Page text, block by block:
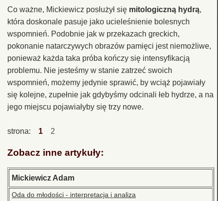
Co ważne, Mickiewicz posłużył się mitologiczną hydrą,
która doskonale pasuje jako ucieleśnienie bolesnych
wspomnień. Podobnie jak w przekazach greckich,
pokonanie natarczywych obrazów pamięci jest niemożliwe,
ponieważ każda taka próba kończy się intensyfikacją
problemu. Nie jesteśmy w stanie zatrzeć swoich
wspomnień, możemy jedynie sprawić, by wciąż pojawiały
się kolejne, zupełnie jak gdybyśmy odcinali łeb hydrze, a na
jego miejscu pojawiałyby się trzy nowe.
strona: 1 2
Zobacz inne artykuły:
Mickiewicz Adam
Oda do młodości - interpretacja i analiza